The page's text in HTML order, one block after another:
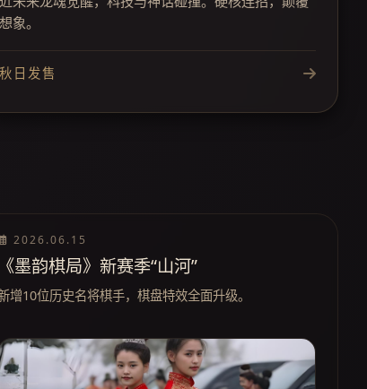
想象。
秋日发售
2026.06.15
《墨韵棋局》新赛季“山河”
增10位历史名将棋手，棋盘特效全面升级。